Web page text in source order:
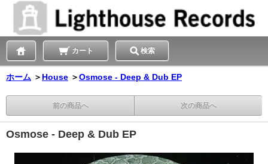
カート 検索
ホーム ＞ House ＞Osmose - Deep & Dub EP
前の商品へ 次の商品へ
Osmose - Deep & Dub EP